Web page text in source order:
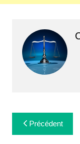
Navigation
de
Précédent